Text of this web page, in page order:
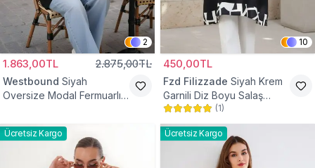
2
1.863,00TL 2.875,00TL
Westbound Siyah
Oversize Modal Fermuarlı
10
450,00TL
Fzd Filizzade Siyah Krem
Garnili Diz Boyu Salaş
Tunik
(1)
Ücretsiz Kargo Ücretsiz Kargo